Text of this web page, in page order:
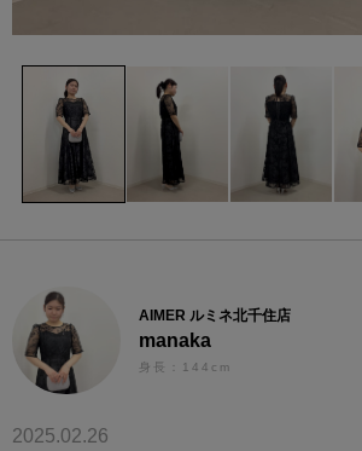
AIMER ルミネ北千住店
manaka
身長：144cm
2025.02.26